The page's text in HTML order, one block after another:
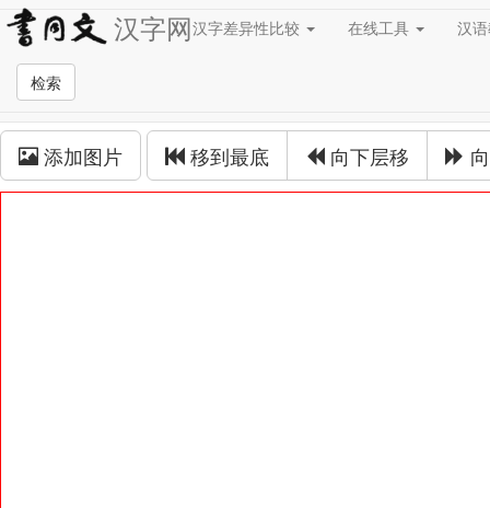
汉字网汉字差异性比较 在线工具 汉
检索
草书在线
添加图片 移到最底 向下层移